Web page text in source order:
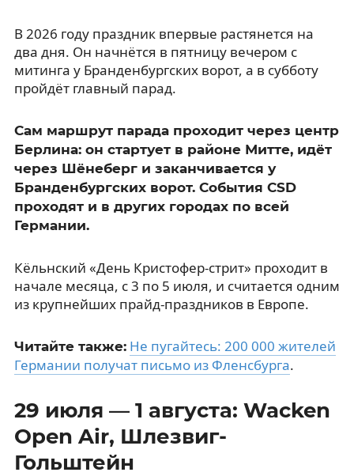
В 2026 году праздник впервые растянется на
два дня. Он начнётся в пятницу вечером с
митинга у Бранденбургских ворот, а в субботу
пройдёт главный парад.
Сам маршрут парада проходит через центр
Берлина: он стартует в районе Митте, идёт
через Шёнеберг и заканчивается у
Бранденбургских ворот. События CSD
проходят и в других городах по всей
Германии.
Кёльнский «День Кристофер-стрит» проходит в
начале месяца, с 3 по 5 июля, и считается одним
из крупнейших прайд-праздников в Европе.
Читайте также: Не пугайтесь: 200 000 жителей
Германии получат письмо из Фленсбурга.
29 июля — 1 августа: Wacken
Open Air, Шлезвиг-
Гольштейн